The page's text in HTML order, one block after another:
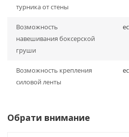
турника от стены
Возможность
навешивания боксерской
груши
Возможность крепления
силовой ленты
Обрати внимание